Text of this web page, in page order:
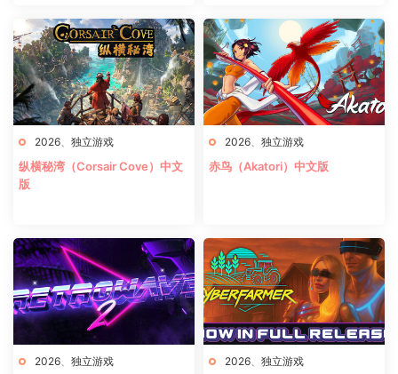
2026 独立游戏
纵横秘湾（Corsair Cove）中文
版
2026 独立游戏
赤鸟（Akatori）中文版
2026 独立游戏 2026 独立游戏